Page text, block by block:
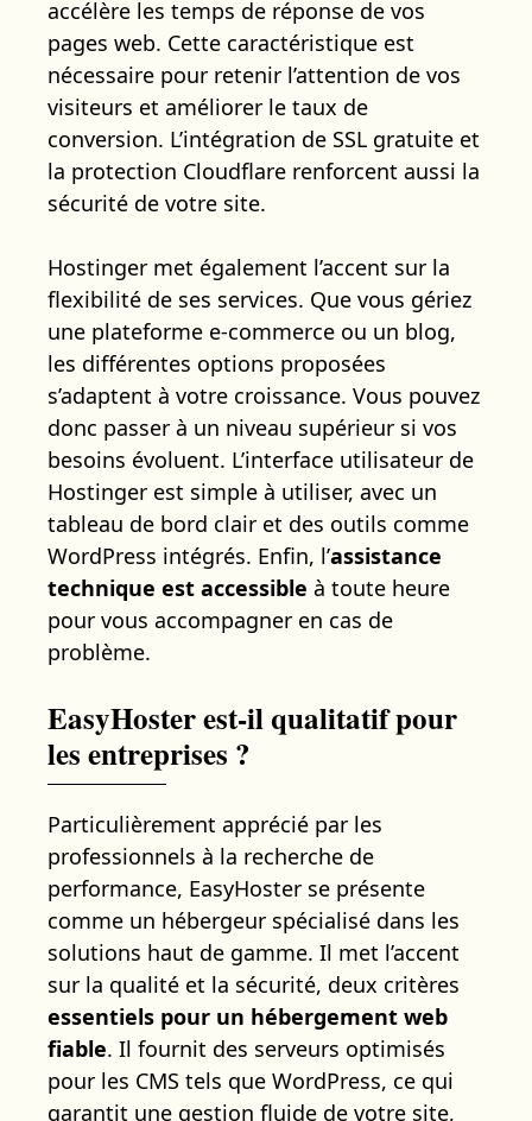
accélère les temps de réponse de vos
pages web. Cette caractéristique est
nécessaire pour retenir l’attention de vos
visiteurs et améliorer le taux de
conversion. L’intégration de SSL gratuite et
la protection Cloudflare renforcent aussi la
sécurité de votre site.
Hostinger met également l’accent sur la
flexibilité de ses services. Que vous gériez
une plateforme e-commerce ou un blog,
les différentes options proposées
s’adaptent à votre croissance. Vous pouvez
donc passer à un niveau supérieur si vos
besoins évoluent. L’interface utilisateur de
Hostinger est simple à utiliser, avec un
tableau de bord clair et des outils comme
WordPress intégrés. Enfin, l’assistance
technique est accessible à toute heure
pour vous accompagner en cas de
problème.
EasyHoster est-il qualitatif pour
les entreprises ?
Particulièrement apprécié par les
professionnels à la recherche de
performance, EasyHoster se présente
comme un hébergeur spécialisé dans les
solutions haut de gamme. Il met l’accent
sur la qualité et la sécurité, deux critères
essentiels pour un hébergement web
fiable. Il fournit des serveurs optimisés
pour les CMS tels que WordPress, ce qui
garantit une gestion fluide de votre site,